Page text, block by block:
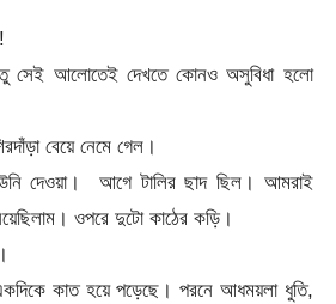
সেই আলোতেই দেখতে কোনও অসুবিধা হলো
বেয়ে নেমে গেল।
দেওয়া। আগে টালির ছাদ ছিল। আমরাই
ওপরে দুটো কাঠের কড়ি।
কাত হয়ে পড়েছে। পরনে আধময়লা ধুতি,